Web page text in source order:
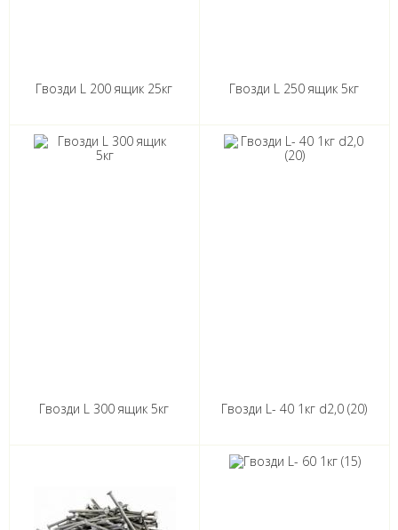
Гвозди L 200 ящик 25кг Гвозди L 250 ящик 5кг
Гвозди L 300 ящик 5кг Гвозди L- 40 1кг d2,0 (20)